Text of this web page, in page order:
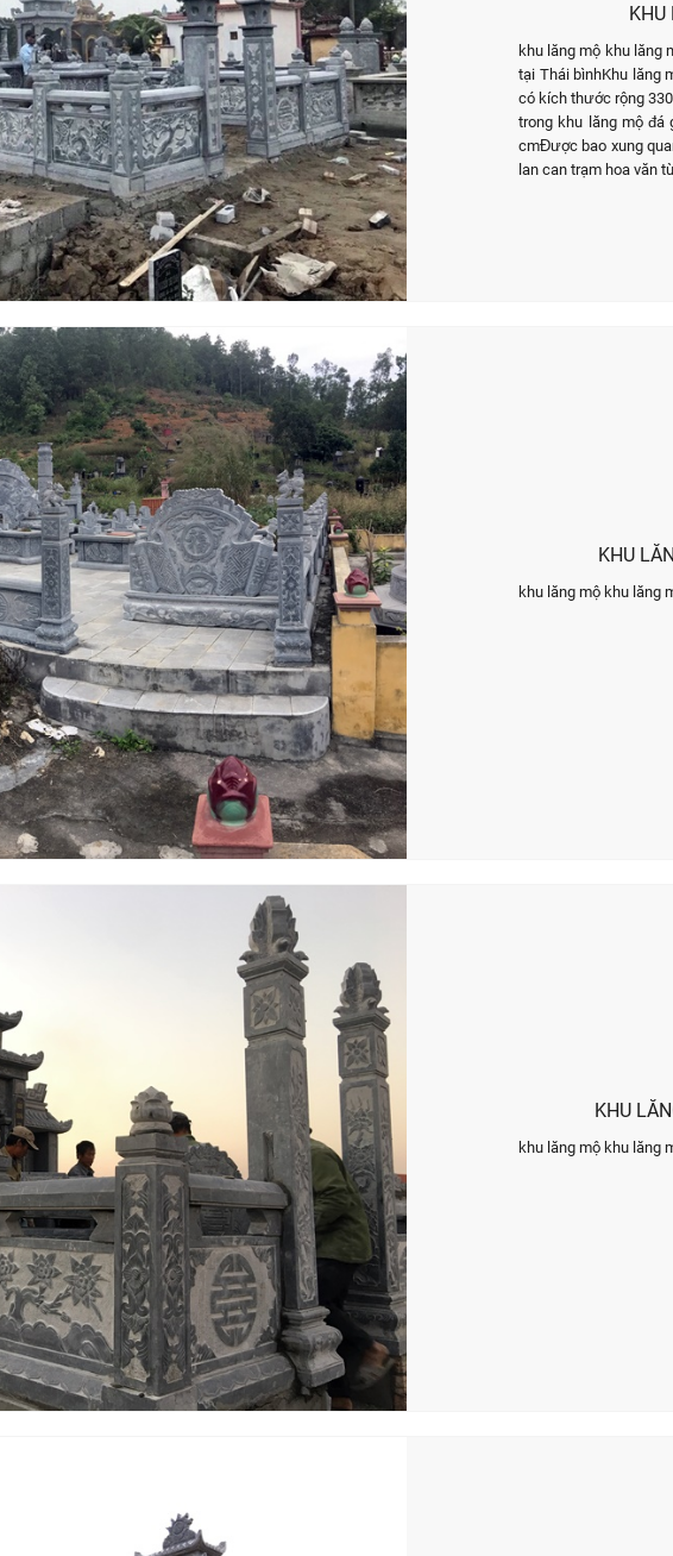
khu lăng mộ khu lăng
tại Thái bìnhKhu lăng
có kích thước rộng
trong khu lăng mộ
cmĐược bao xung
lan can trạm hoa văn
KHU
khu lăng mộ khu lăng
KHU
khu lăng mộ khu lăng